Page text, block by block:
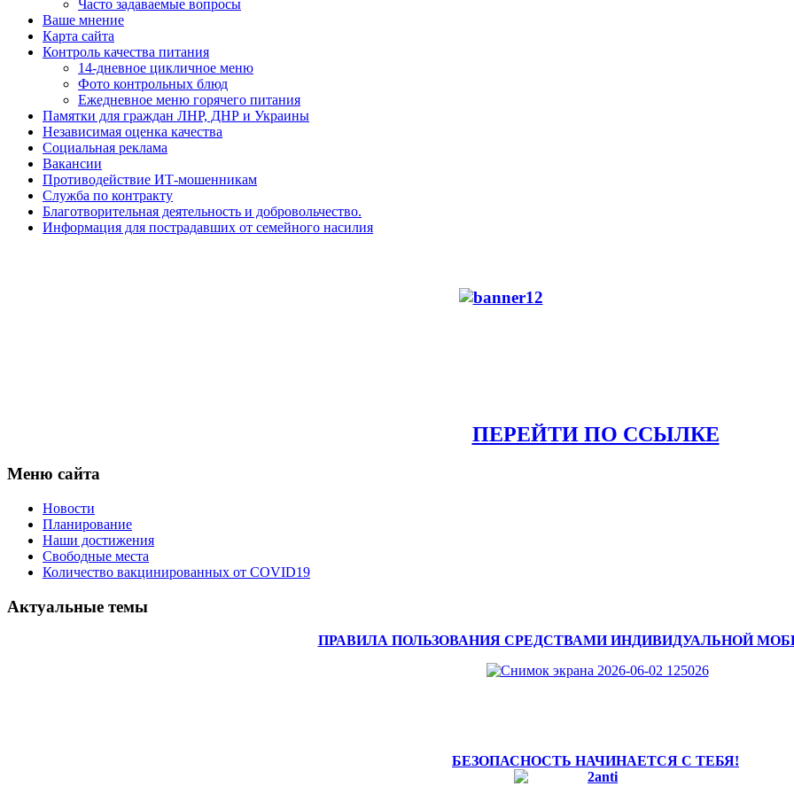
Часто задаваемые вопросы
Ваше мнение
Карта сайта
Контроль качества питания
14-дневное цикличное меню
Фото контрольных блюд
Ежедневное меню горячего питания
Памятки для граждан ЛНР, ДНР и Украины
Независимая оценка качества
Социальная реклама
Вакансии
Противодействие ИТ-мошенникам
Служба по контракту
Благотворительная деятельность и добровольчество.
Информация для пострадавших от семейного насилия
ПЕРЕЙТИ ПО ССЫЛКЕ
Меню сайта
Новости
Планирование
Наши достижения
Свободные места
Количество вакцинированных от COVID19
Актуальные темы
ПРАВИЛА ПОЛЬЗОВАНИЯ СРЕДСТВАМИ ИНДИВИДУАЛЬНОЙ
БЕЗОПАСНОСТЬ НАЧИНАЕТСЯ С ТЕБЯ!